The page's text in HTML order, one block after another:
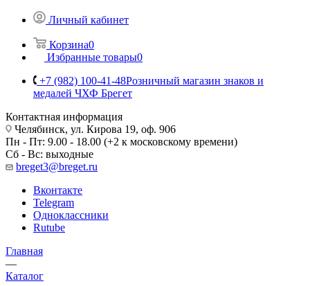
Личный кабинет
Корзина0
Избранные товары0
+7 (982) 100-41-48Розничный магазин знаков и
медалей ЧХФ Брегет
Контактная информация
Челябинск, ул. Кирова 19, оф. 906
Пн - Пт: 9.00 - 18.00 (+2 к московскому времени)
Сб - Вс: выходные
breget3@breget.ru
Вконтакте
Telegram
Одноклассники
Rutube
Главная
—
Каталог